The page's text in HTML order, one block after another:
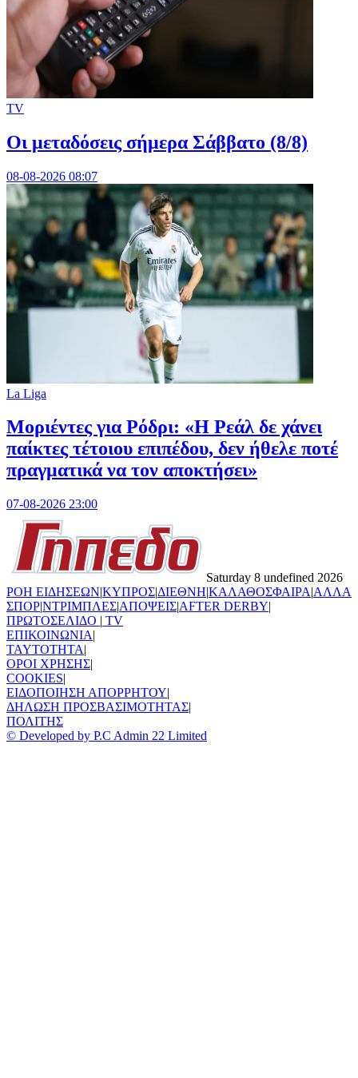
TV
Οι μεταδόσεις σήμερα Σάββατο (8/8)
08-08-2026 08:07
La Liga
Μοριέντες για Ρόδρι: «Η Ρεάλ δε χάνει
παίκτες τέτοιου επιπέδου, δεν ήθελε ποτέ
πραγματικά να τον αποκτήσει»
07-08-2026 23:00
Saturday 8 undefined 2026
ΡΟΗ ΕΙΔΗΣΕΩΝ|ΚΥΠΡΟΣ|ΔΙΕΘΝΗ|ΚΑΛΑΘΟΣΦΑΙΡΑ|ΑΛΛΑ
ΣΠΟΡ|ΝΤΡΙΜΠΛΕΣ|ΑΠΟΨΕΙΣ|AFTER DERBY|
ΠΡΩΤΟΣΕΛΙΔΟ | TV
ΕΠΙΚΟΙΝΩΝΙΑ|
TAYTOTHTA|
ΟΡΟΙ ΧΡΗΣΗΣ|
COOKIES|
ΕΙΔΟΠΟΙΗΣΗ ΑΠΟΡΡΗΤΟΥ|
ΔΗΛΩΣΗ ΠΡΟΣΒΑΣΙΜΟΤΗΤΑΣ|
ΠΟΛΙΤΗΣ
© Developed by P.C Admin 22 Limited